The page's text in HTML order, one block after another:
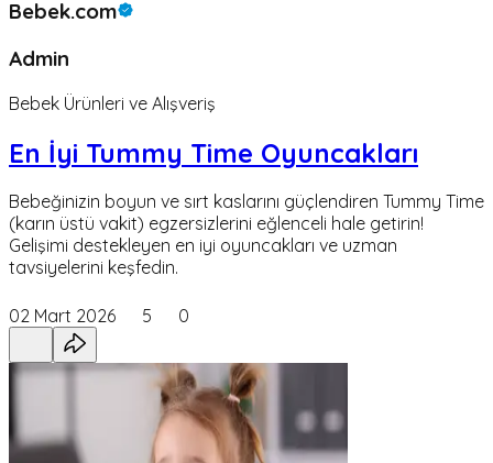
Bebek.com
Admin
Bebek Ürünleri ve Alışveriş
En İyi Tummy Time Oyuncakları
Bebeğinizin boyun ve sırt kaslarını güçlendiren Tummy Time
(karın üstü vakit) egzersizlerini eğlenceli hale getirin!
Gelişimi destekleyen en iyi oyuncakları ve uzman
tavsiyelerini keşfedin.
02 Mart 2026 5 0